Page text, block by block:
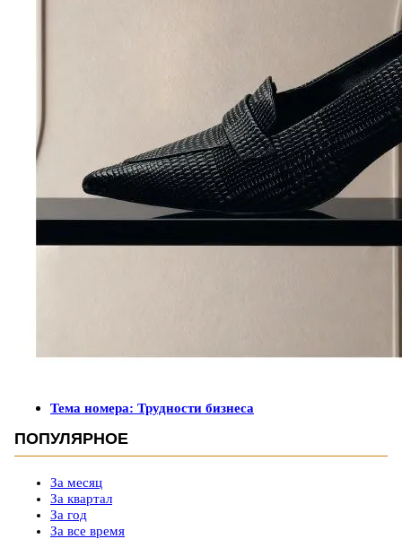
Тема номера: Трудности бизнеса
ПОПУЛЯРНОЕ
За месяц
За квартал
За год
За все время